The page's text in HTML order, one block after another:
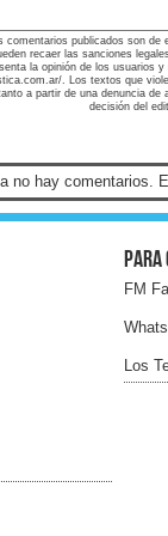
comentarios publicados son de
recaer las sanciones
la opinión de los usuarios
. Los textos que
a partir de una denuncia de
decisión del
no hay comentarios.
FM
Los